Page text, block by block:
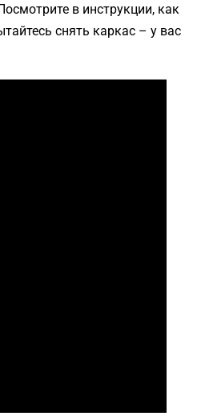
в инструкции, как
снять каркас – у вас